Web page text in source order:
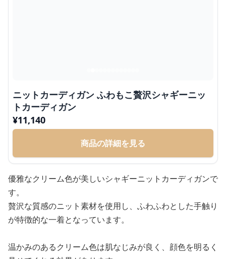
ニットカーディガン ふわもこ贅沢シャギーニッ
トカーディガン
¥11,140
商品の詳細を見る
優雅なクリーム色が美しいシャギーニットカーディガンで
す。
贅沢な質感のニット素材を使用し、ふわふわとした手触り
が特徴的な一着となっています。
温かみのあるクリーム色は肌なじみが良く、顔色を明るく